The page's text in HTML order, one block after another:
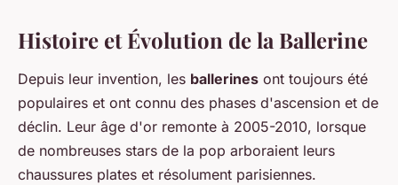
Histoire et Évolution de la Ballerine
Depuis leur invention, les ballerines ont toujours été
populaires et ont connu des phases d'ascension et de
déclin. Leur âge d'or remonte à 2005-2010, lorsque
de nombreuses stars de la pop arboraient leurs
chaussures plates et résolument parisiennes.